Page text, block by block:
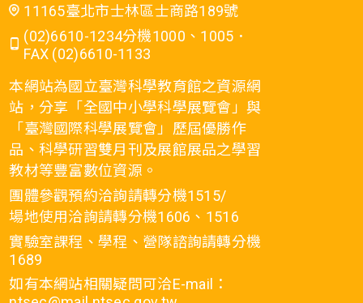
11165臺北市士林區士商路189號
(02)6610-1234分機1000、1005．
FAX (02)6610-1133
本網站為國立臺灣科學教育館之資源網
站，分享「全國中小學科學展覽會」與
「臺灣國際科學展覽會」歷屆優勝作
品、科學研習雙月刊及展館展品之學習
教材等豐富數位資源。
團體參觀預約洽詢請轉分機1515/
場地使用洽詢請轉分機1606、1516
實驗室課程、學程、營隊諮詢請轉分機
1689
如有本網站相關疑問可洽E-mail：